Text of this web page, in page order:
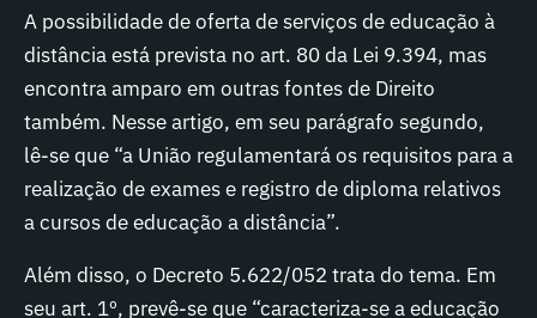
A possibilidade de oferta de serviços de educação à
distância está prevista no art. 80 da Lei 9.394, mas
encontra amparo em outras fontes de Direito
também. Nesse artigo, em seu parágrafo segundo,
lê-se que “a União regulamentará os requisitos para a
realização de exames e registro de diploma relativos
a cursos de educação a distância”.
Além disso, o Decreto 5.622/052 trata do tema. Em
seu art. 1º, prevê-se que “caracteriza-se a educação